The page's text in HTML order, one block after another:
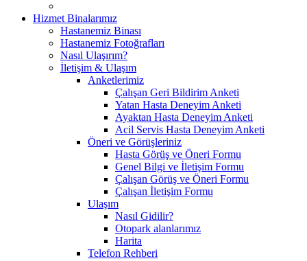
Hizmet Binalarımız
Hastanemiz Binası
Hastanemiz Fotoğrafları
Nasıl Ulaşırım?
İletişim & Ulaşım
Anketlerimiz
Çalışan Geri Bildirim Anketi
Yatan Hasta Deneyim Anketi
Ayaktan Hasta Deneyim Anketi
Acil Servis Hasta Deneyim Anketi
Öneri ve Görüşleriniz
Hasta Görüş ve Öneri Formu
Genel Bilgi ve İletişim Formu
Çalışan Görüş ve Öneri Formu
Çalışan İletişim Formu
Ulaşım
Nasıl Gidilir?
Otopark alanlarımız
Harita
Telefon Rehberi